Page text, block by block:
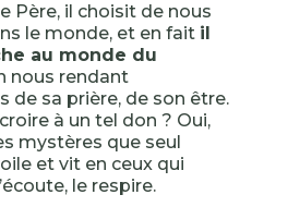
Père, il choisit de nous
le monde, et en fait il
au monde du
nous rendant
de sa prière, de son être.
à un tel don ? Oui,
mystères que seul
et vit en ceux qui
le respire.